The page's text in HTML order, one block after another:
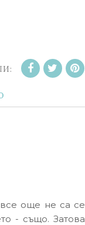
още не са се
- също. Затова